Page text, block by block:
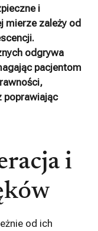
i
mierze zależy od
odgrywa
pacjentom
poprawiając
i
od ich